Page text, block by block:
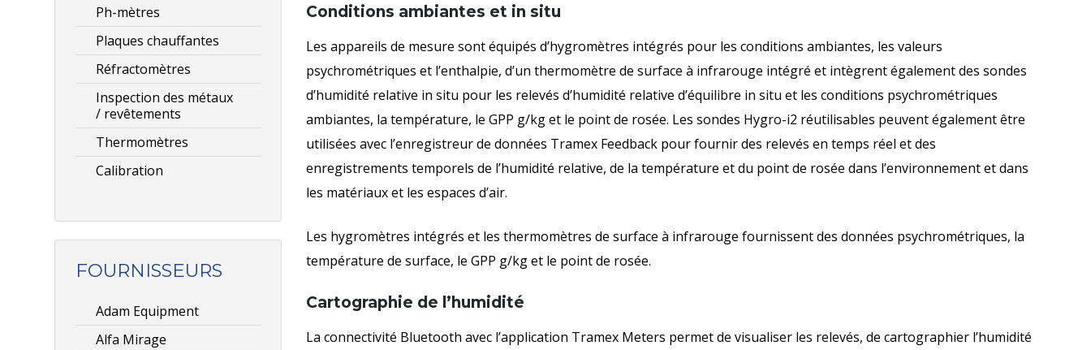
Conditions ambiantes et in situ
Les appareils de mesure sont équipés d’hygromètres intégrés pour les conditions ambiantes, les valeurs
psychrométriques et l’enthalpie, d’un thermomètre de surface à infrarouge intégré et intègrent également des sondes
d’humidité relative in situ pour les relevés d’humidité relative d’équilibre in situ et les conditions psychrométriques
ambiantes, la température, le GPP g/kg et le point de rosée. Les sondes Hygro-i2 réutilisables peuvent également être
utilisées avec l’enregistreur de données Tramex Feedback pour fournir des relevés en temps réel et des
enregistrements temporels de l’humidité relative, de la température et du point de rosée dans l’environnement et dans
les matériaux et les espaces d’air.
Les hygromètres intégrés et les thermomètres de surface à infrarouge fournissent des données psychrométriques, la
température de surface, le GPP g/kg et le point de rosée.
Cartographie de l’humidité
La connectivité Bluetooth avec l’application Tramex Meters permet de visualiser les relevés, de cartographier l’humidité
Ph-mètres
Plaques chauffantes
Réfractomètres
Inspection des métaux
/ revêtements
Thermomètres
Calibration
FOURNISSEURS
Adam Equipment
Alfa Mirage